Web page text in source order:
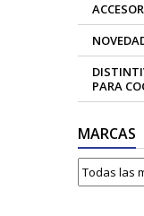
PARA
MARCAS